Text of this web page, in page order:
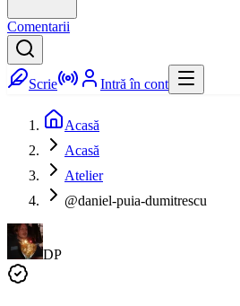
Comentarii
Scrie Intră în cont
Acasă
Acasă
Atelier
@daniel-puia-dumitrescu
DP